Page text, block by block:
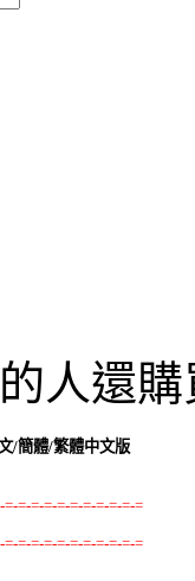
人還
/簡體/繁體中文版
=-=-=-=-=-=-=-=-=-=
=-=-=-=-=-=-=-=-=-=